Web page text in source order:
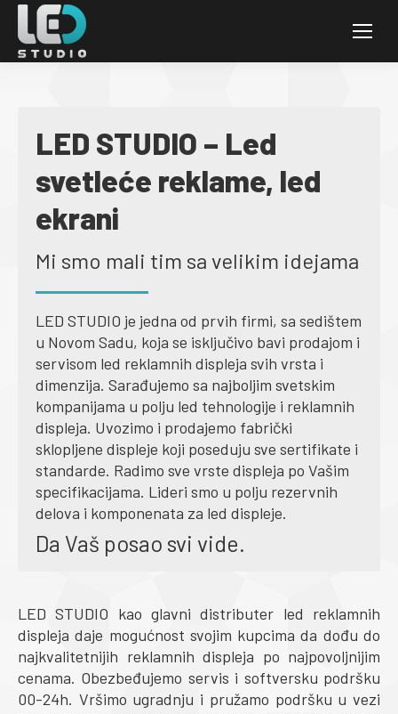
LED STUDIO – Led
svetleće reklame, led
ekrani
Mi smo mali tim sa velikim idejama
LED STUDIO je jedna od prvih firmi, sa sedištem
u Novom Sadu, koja se isključivo bavi prodajom i
servisom led reklamnih displeja svih vrsta i
dimenzija. Sarađujemo sa najboljim svetskim
kompanijama u polju led tehnologije i reklamnih
displeja. Uvozimo i prodajemo fabrički
sklopljene displeje koji poseduju sve sertifikate i
standarde. Radimo sve vrste displeja po Vašim
specifikacijama. Lideri smo u polju rezervnih
delova i komponenata za led displeje.
Da Vaš posao svi vide.
LED STUDIO kao glavni distributer led reklamnih
displeja daje mogućnost svojim kupcima da dođu do
najkvalitetnijih reklamnih displeja po najpovoljnijim
cenama. Obezbeđujemo servis i softversku podršku
00-24h. Vršimo ugradnju i pružamo podršku u vezi